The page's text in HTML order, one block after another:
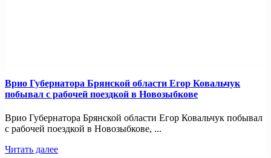
Врио Губернатора Брянской области Егор Ковальчук
побывал с рабочей поездкой в Новозыбкове
Врио Губернатора Брянской области Егор Ковальчук побывал
с рабочей поездкой в Новозыбкове, ...
Читать далее